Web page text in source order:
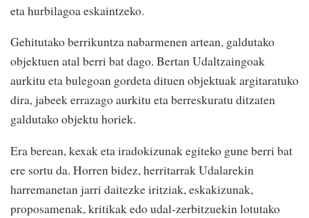
eta hurbilagoa eskaintzeko.
Gehitutako berrikuntza nabarmenen artean, galdutako
objektuen atal berri bat dago. Bertan Udaltzaingoak
aurkitu eta bulegoan gordeta dituen objektuak argitaratuko
dira, jabeek errazago aurkitu eta berreskuratu ditzaten
galdutako objektu horiek.
Era berean, kexak eta iradokizunak egiteko gune berri bat
ere sortu da. Horren bidez, herritarrak Udalarekin
harremanetan jarri daitezke iritziak, eskakizunak,
proposamenak, kritikak edo udal-zerbitzuekin lotutako